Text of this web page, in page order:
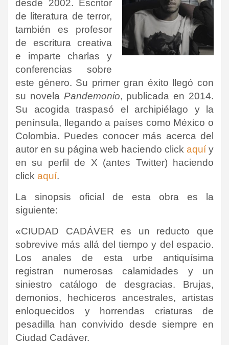
desde 2002. Escritor
de literatura de terror,
también es profesor
de escritura creativa
e imparte charlas y
conferencias sobre
este género. Su primer gran éxito llegó con
su novela Pandemonio, publicada en 2014.
Su acogida traspasó el archipiélago y la
península, llegando a países como México o
Colombia. Puedes conocer más acerca del
autor en su página web haciendo click aquí y
en su perfil de X (antes Twitter) haciendo
click aquí.
La sinopsis oficial de esta obra es la
siguiente:
«CIUDAD CADÁVER es un reducto que
sobrevive más allá del tiempo y del espacio.
Los anales de esta urbe antiquísima
registran numerosas calamidades y un
siniestro catálogo de desgracias. Brujas,
demonios, hechiceros ancestrales, artistas
enloquecidos y horrendas criaturas de
pesadilla han convivido desde siempre en
Ciudad Cadáver.